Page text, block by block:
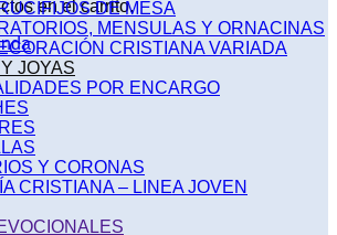
en el carrito.DE MESA
MENSULAS Y ORNACINAS
CRISTIANA VARIADA
JOYAS
POR ENCARGO
Y CORONAS
CRISTIANA – LINEA JOVEN